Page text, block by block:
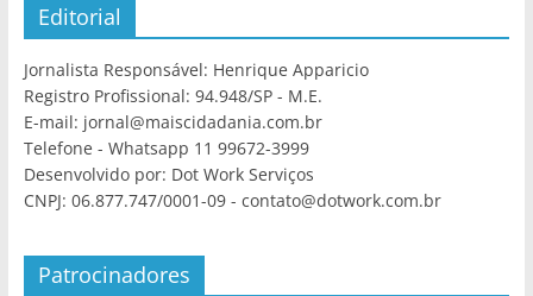
Editorial
Jornalista Responsável: Henrique Apparicio
Registro Profissional: 94.948/SP - M.E.
E-mail: jornal@maiscidadania.com.br
Telefone - Whatsapp 11 99672-3999
Desenvolvido por: Dot Work Serviços
CNPJ: 06.877.747/0001-09 - contato@dotwork.com.br
Patrocinadores